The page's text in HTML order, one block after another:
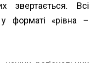
Всі
форматі «рівна –